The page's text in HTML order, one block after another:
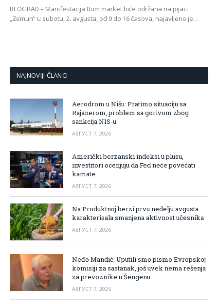
BEOGRAD – Manifestacija Bum market biće održana na pijaci
„Zemun“ u subotu, 2. avgusta, od 9 do 16 časova, najavljeno je…
NAJNOVIJI ČLANCI
Aerodrom u Nišu: Pratimo situaciju sa
Rajanerom, problem sa gorivom zbog
sankcija NIS-u
АВГУСТ 7, 2026
Američki berzanski indeksi u plusu,
investitori ocenjuju da Fed neće povećati
kamate
АВГУСТ 7, 2026
Na Produktnoj berzi prvu nedelju avgusta
karakterisala smanjena aktivnost učesnika
АВГУСТ 7, 2026
Neđo Mandić: Uputili smo pismo Evropskoj
komisiji za sastanak, još uvek nema rešenja
za prevoznike u Šengenu
АВГУСТ 7, 2026